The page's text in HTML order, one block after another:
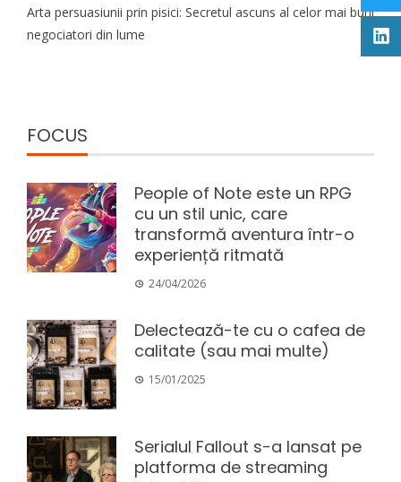
Arta persuasiunii prin pisici: Secretul ascuns al celor mai buni
negociatori din lume
FOCUS
People of Note este un RPG
cu un stil unic, care
transformă aventura într-o
experiență ritmată
24/04/2026
Delectează-te cu o cafea de
calitate (sau mai multe)
15/01/2025
Serialul Fallout s-a lansat pe
platforma de streaming